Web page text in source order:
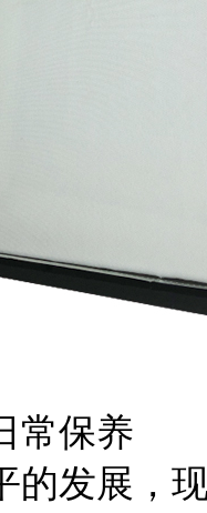
常保养
的发展，